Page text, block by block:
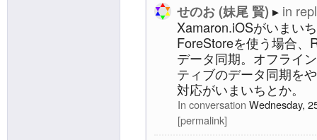
せのお (妹尾 賢)
in
Xamaron.iOSがいまい
ForeStoreを使う場合、
データ同期。オフライ
ティブのデータ同期を
対応がいまいちとか。
In conversation Wednesday,
permalink